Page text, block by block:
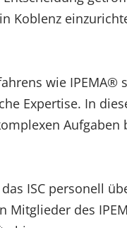
in Koblenz
wie
Expertise. In
ISC personell
Mitglieder des